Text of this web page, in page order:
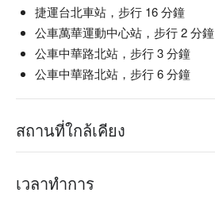
捷運台北車站，步行 16 分鐘
公車萬華運動中心站，步行 2 分鐘
公車中華路北站，步行 3 分鐘
公車中華路北站，步行 6 分鐘
สถานที่ใกล้เคียง
เวลาทำการ